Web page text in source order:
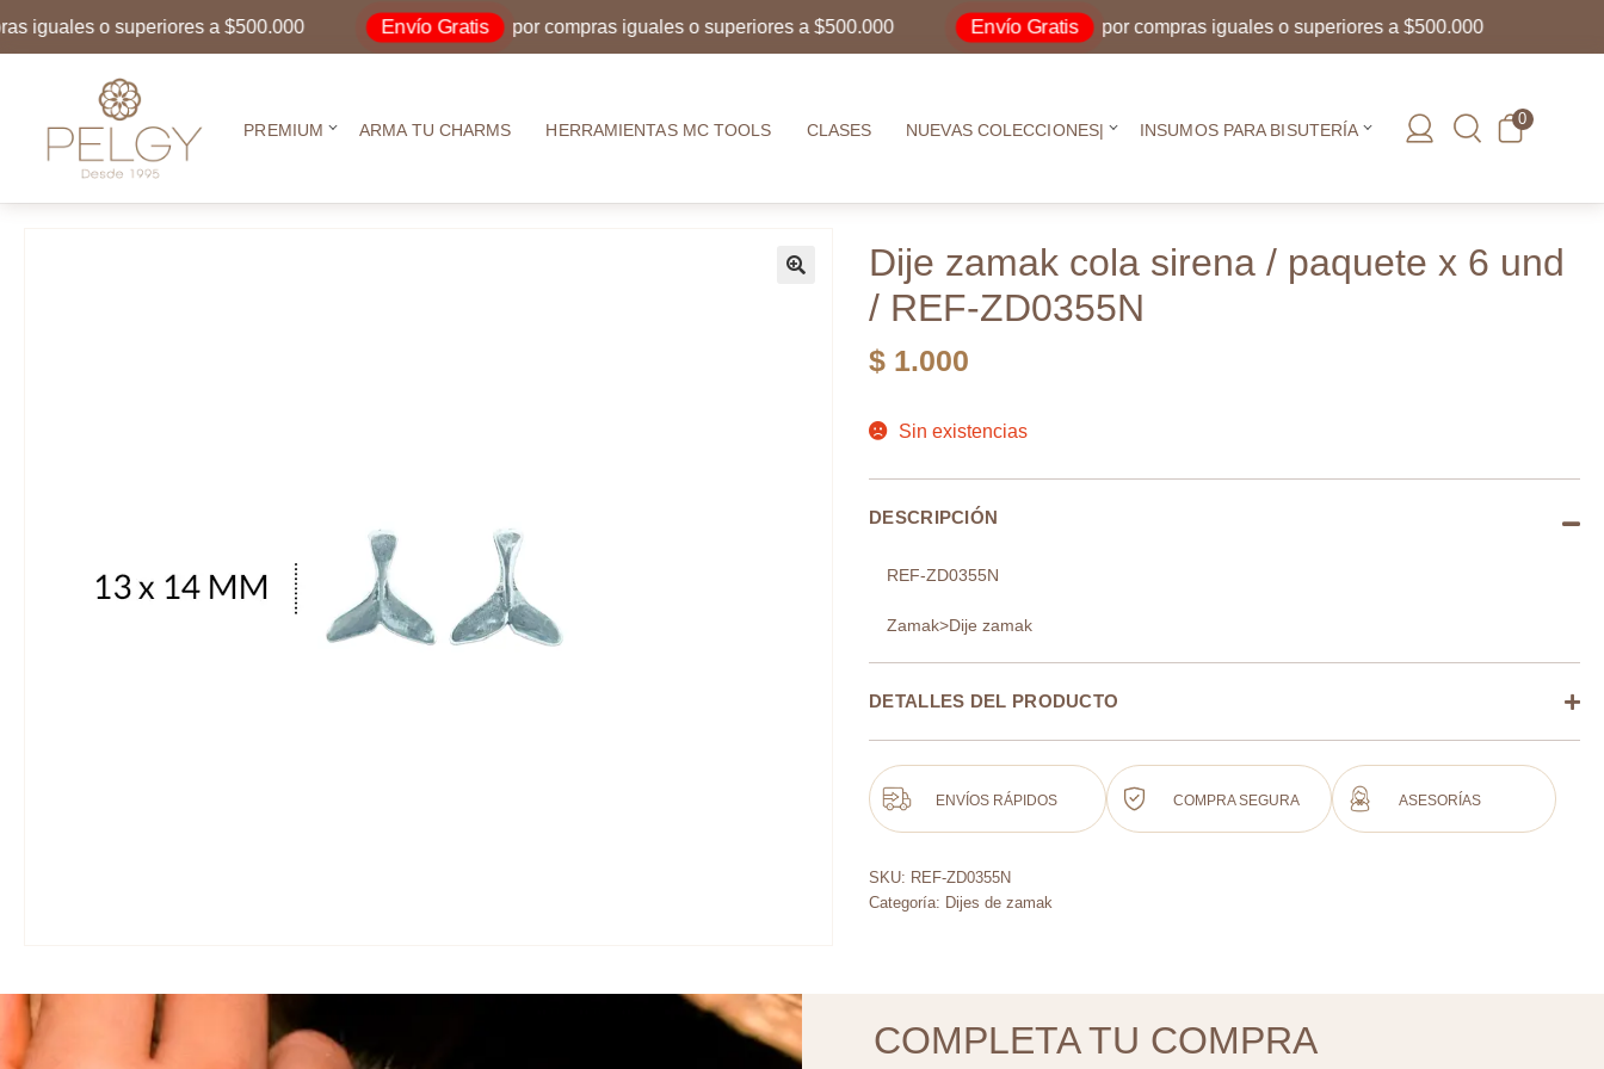
o superiores a $500.000 Envío Gratis por compras iguales o superiores a $500.000 Envío Gratis por compras iguales o superiores a $500.000
PREMIUM ARMA TU CHARMS HERRAMIENTAS MC TOOLS CLASES NUEVAS COLECCIONES| INSUMOS PARA BISUTERÍA
0
Dije zamak cola sirena / paquete x 6 und
/ REF-ZD0355N
$ 1.000
Sin existencias
DESCRIPCIÓN
REF-ZD0355N
Zamak>Dije zamak
DETALLES DEL PRODUCTO
ENVÍOS RÁPIDOS COMPRA SEGURA ASESORÍAS
SKU: REF-ZD0355N
Categoría: Dijes de zamak
COMPLETA TU COMPRA